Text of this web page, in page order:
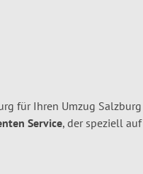
für Ihren Umzug
Service, der speziell